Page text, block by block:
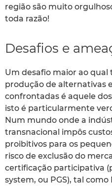
região são muito
toda razão!
Desafios e
Um desafio maior ao qual
produção de alternativas
confrontadas é aquele
isto é particularmente
Num mundo onde a
transnacional impôs
proibitivos para os
risco de exclusão do
certificação participativa
system, ou PGS), tal